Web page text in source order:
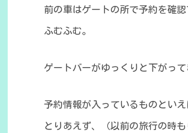
前の車はゲートの所で予約を確認
ふむふむ。
ゲートバーがゆっくりと下がっ
予約情報が入っているものとい
とりあえず、（以前の旅行の時